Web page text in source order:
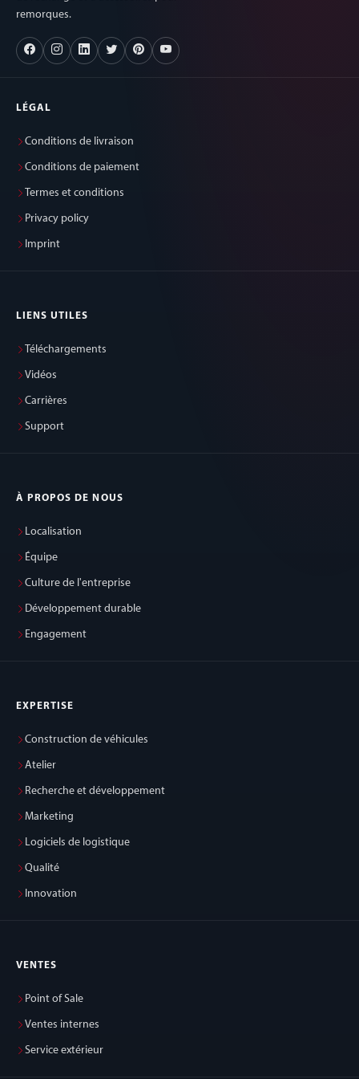
remorques.
LÉGAL
Conditions de livraison
Conditions de paiement
Termes et conditions
Privacy policy
Imprint
LIENS UTILES
Téléchargements
Vidéos
Carrières
Support
À PROPOS DE NOUS
Localisation
Équipe
Culture de l'entreprise
Développement durable
Engagement
EXPERTISE
Construction de véhicules
Atelier
Recherche et développement
Marketing
Logiciels de logistique
Qualité
Innovation
VENTES
Point of Sale
Ventes internes
Service extérieur